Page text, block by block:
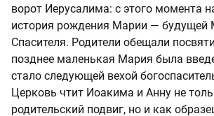
ворот Иерусалима: с этого момента
история рождения Марии — будущей
Спасителя. Родители обещали
позднее маленькая Мария была
стало следующей вехой
Церковь чтит Иоакима и Анну не
родительский подвиг, но и как